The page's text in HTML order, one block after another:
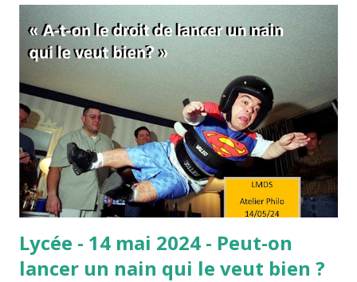
"vraiment" ! Comme si c'était une simple question de
volonté… C’est aussi une manière de vous dire que si vous
fournissiez des efforts, eh bien ils s’avèreraient payants.
C’est donc comme si, de la volonté, découlaient forcément
les efforts, et des efforts les résultats. En fait, derrière
cette formule, se cache l’idée que le travail paie
nécessairement, et donc que celles et ceux qui réussissent
le méritent car il suffit de ...
Lycée - 14 mai 2024 - Peut-on
lancer un nain qui le veut bien ?